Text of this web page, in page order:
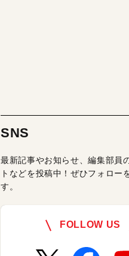
SNS
最新記事やお知らせ、編集部員
トなどを投稿中！ぜひフォロー
す。
FOLLOW US